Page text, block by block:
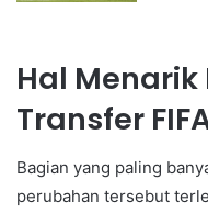
Hal Menarik
Transfer
Bagian yang paling
perubahan tersebut